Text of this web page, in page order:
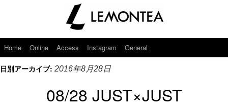
Home Online Access Instagram General
日別アーカイブ: 2016年8月28日
08/28 JUST×JUST